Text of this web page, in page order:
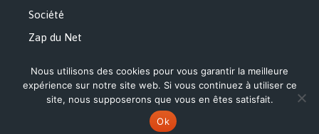
Société
Zap du Net
Fièrement propulsé par WordPress
Nous utilisons des cookies pour vous garantir la meilleure
expérience sur notre site web. Si vous continuez à utiliser ce
site, nous supposerons que vous en êtes satisfait.
Ok